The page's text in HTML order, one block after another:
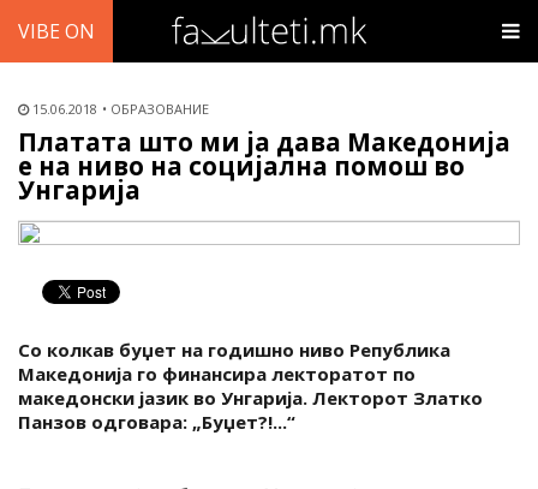
VIBE ON
15.06.2018 ОБРАЗОВАНИЕ
Платата што ми ја дава Македонија
е на ниво на социјална помош во
Унгарија
Со колкав буџет на годишно ниво Република
Македонија го финансира лекторатот по
македонски јазик во Унгарија. Лекторот Златко
Панзов одговара: „Буџет?!...“